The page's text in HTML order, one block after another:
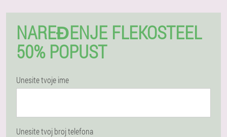
NAREĐENJE FLEKOSTEEL
50% POPUST
Unesite tvoje ime
Unesite tvoj broj telefona